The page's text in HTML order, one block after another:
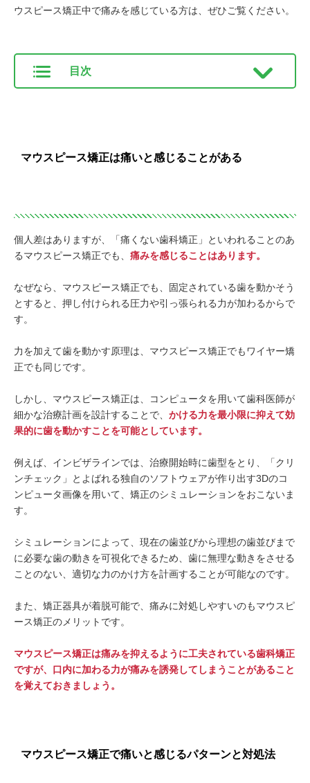
ウスピース矯正中で痛みを感じている方は、ぜひご覧ください。
目次
マウスピース矯正は痛いと感じることがある
個人差はありますが、「痛くない歯科矯正」といわれることのあ
るマウスピース矯正でも、 痛みを感じることはあります。
なぜなら、マウスピース矯正でも、固定されている歯を動かそう
とすると、押し付けられる圧力や引っ張られる力が加わるからで
す。
力を加えて歯を動かす原理は、マウスピース矯正でもワイヤー矯
正でも同じです。
しかし、マウスピース矯正は、コンピュータを用いて歯科医師が
細かな治療計画を設計することで、 かける力を最小限に抑えて効
果的に歯を動かすことを可能としています。
例えば、インビザラインでは、治療開始時に歯型をとり、「クリ
ンチェック」とよばれる独自のソフトウェアが作り出す3Dのコ
ンピュータ画像を用いて、矯正のシミュレーションをおこないま
す。
シミュレーションによって、現在の歯並びから理想の歯並びまで
に必要な歯の動きを可視化できるため、歯に無理な動きをさせる
ことのない、適切な力のかけ方を計画することが可能なのです。
また、矯正器具が着脱可能で、痛みに対処しやすいのもマウスピ
ース矯正のメリットです。
マウスピース矯正は痛みを抑えるように工夫されている歯科矯正
ですが、口内に加わる力が痛みを誘発してしまうことがあること
を覚えておきましょう。
マウスピース矯正で痛いと感じるパターンと対処法